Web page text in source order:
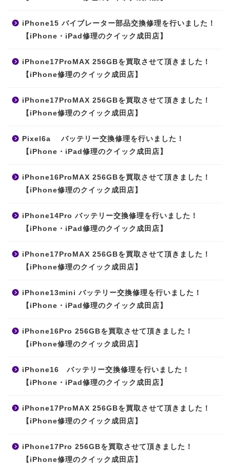
iPhone15 バイブレーター部品交換修理を行いました！
【iPhone・iPad修理のクイック成田店】
iPhone17ProMAX 256GBを買取させて頂きました！
【iPhone修理のクイック成田店】
iPhone17ProMAX 256GBを買取させて頂きました！
【iPhone修理のクイック成田店】
Pixel6a バッテリー交換修理を行いました！
【iPhone・iPad修理のクイック成田店】
iPhone16ProMAX 256GBを買取させて頂きました！
【iPhone修理のクイック成田店】
iPhone14Pro バッテリー交換修理を行いました！
【iPhone・iPad修理のクイック成田店】
iPhone17ProMAX 256GBを買取させて頂きました！
【iPhone修理のクイック成田店】
iPhone13mini バッテリー交換修理を行いました！
【iPhone・iPad修理のクイック成田店】
iPhone16Pro 256GBを買取させて頂きました！
【iPhone修理のクイック成田店】
iPhone16 バッテリー交換修理を行いました！
【iPhone・iPad修理のクイック成田店】
iPhone17ProMAX 256GBを買取させて頂きました！
【iPhone修理のクイック成田店】
iPhone17Pro 256GBを買取させて頂きました！
【iPhone修理のクイック成田店】